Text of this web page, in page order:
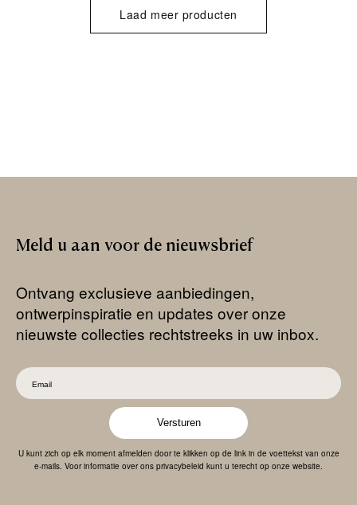
Laad meer producten
Meld u aan voor de nieuwsbrief
Ontvang exclusieve aanbiedingen,
ontwerpinspiratie en updates over onze
nieuwste collecties rechtstreeks in uw inbox.
Versturen
U kunt zich op elk moment afmelden door te klikken op de link in de voettekst van onze
e-mails. Voor informatie over ons privacybeleid kunt u terecht op onze website.